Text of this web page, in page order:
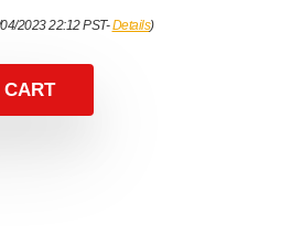
2023 22:12 PST-Details)